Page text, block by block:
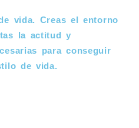
vida. Creas el entorno
la actitud y
para conseguir
de vida.